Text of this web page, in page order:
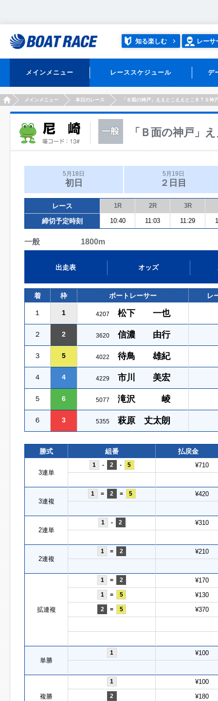
知る楽しむ レーサ
メインメニュー レーススケジュール デ
HOMEメインメニュー 本日のレース 「Ｂ面の神戸」ええとこええとこＢＴＳ神
「Ｂ面の神戸」
5月18日
初日
5月19日
２日目
レース 1R 2R 3R
締切予定時刻 10:40 11:03 11:29
一般 1800m
出走表 オッズ
着 枠 ボートレーサー レ
１ 1 4207 松下 一也
２ 2 3620 信濃 由行
３ 5 4022 待鳥 雄紀
４ 4 4229 市川 美宏
５ 6 5077 滝沢 崚
６ 3 5355 萩原 丈太朗
勝式 組番 払戻金
3連単
1 - 2 - 5 ¥710
3連複
1 = 2 = 5 ¥420
2連単
1 - 2 ¥310
2連複
1 = 2 ¥210
拡連複
1 = 2 ¥170
1 = 5 ¥130
2 = 5 ¥370
単勝
1 ¥100
複勝
1 ¥100
2 ¥180